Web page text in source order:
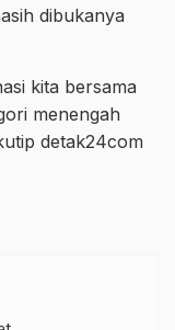
dibukanya
kita bersama
menengah
detak24com